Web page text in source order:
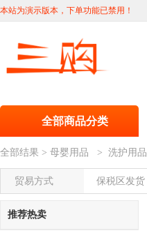
本站为演示版本，下单功能已禁用！
全部商品分类
全部结果 > 母婴用品 > 洗护用品
贸易方式 保税区发货
推荐热卖